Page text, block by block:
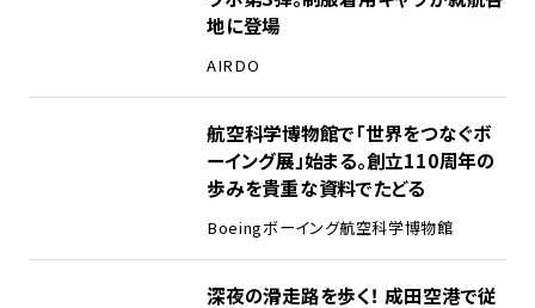
地に登場
AIRDO
航空科学博物館で「世界をつなぐボ
ーイング展」始まる。創立110周年の
歩みを貴重な資料でたどる
Boeingボーイング航空科学博物館
深夜の滑走路を歩く！ 成田空港で従